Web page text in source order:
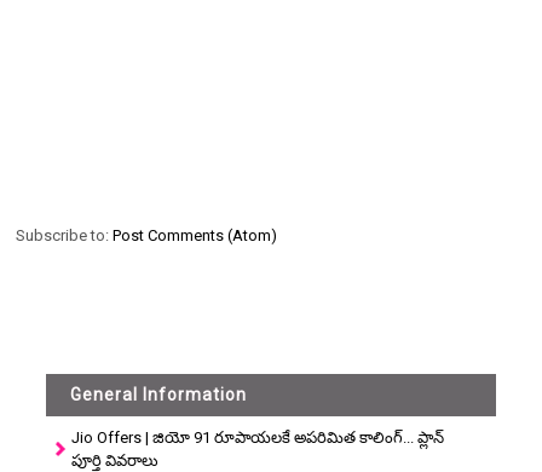
Subscribe to:Post Comments (Atom)
General Information
Jio Offers | జియో 91 రూపాయలకే అపరిమిత కాలింగ్... ప్లాన్
పూర్తి వివరాలు